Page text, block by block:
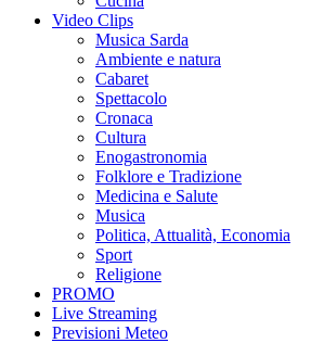
Video Clips
Musica Sarda
Ambiente e natura
Cabaret
Spettacolo
Cronaca
Cultura
Enogastronomia
Folklore e Tradizione
Medicina e Salute
Musica
Politica, Attualità, Economia
Sport
Religione
PROMO
Live Streaming
Previsioni Meteo